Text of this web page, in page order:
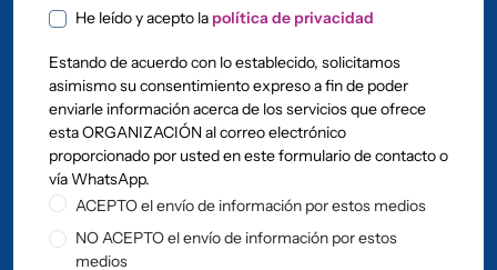
Política de privacidad
He leído y acepto la política de privacidad
Estando de acuerdo con lo establecido, solicitamos
asimismo su consentimiento expreso a fin de poder
enviarle información acerca de los servicios que ofrece
esta ORGANIZACIÓN al correo electrónico
proporcionado por usted en este formulario de contacto o
vía WhatsApp.
ACEPTO el envío de información por estos medios
NO ACEPTO el envío de información por estos
medios